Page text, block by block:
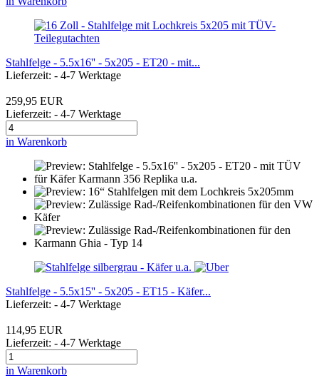
Stahlfelge - 5.5x16'' - 5x205 - ET20 - mit...
Lieferzeit: - 4-7 Werktage
259,95 EUR
Lieferzeit: - 4-7 Werktage
in Warenkorb
Stahlfelge - 5.5x15'' - 5x205 - ET15 - Käfer...
Lieferzeit: - 4-7 Werktage
114,95 EUR
Lieferzeit: - 4-7 Werktage
in Warenkorb